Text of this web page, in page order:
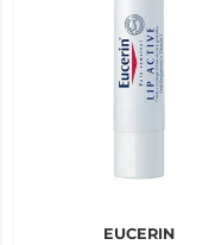
EUCERIN